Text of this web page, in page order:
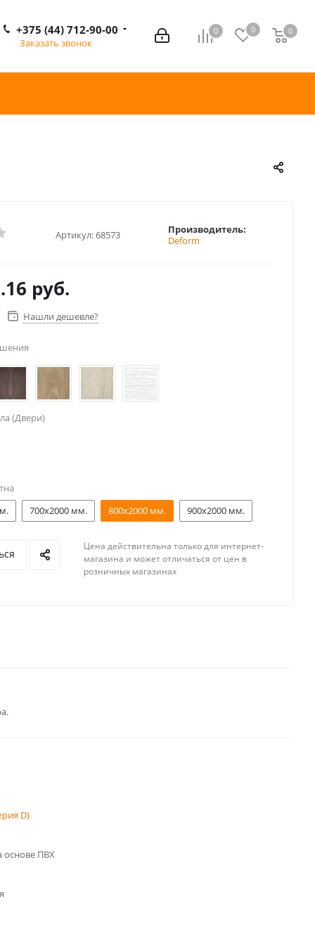
0 0 0
0
+375 (44) 712-90-00
Заказать звонок
Артикул:68573
Производитель:
Deform
руб.
Нашли дешевле?
(Двери)
700x2000 мм. 800x2000 мм. 900x2000 мм.
Цена действительна только для интернет-
магазина и может отличаться от цен в
розничных магазинах
D)
основе ПВХ